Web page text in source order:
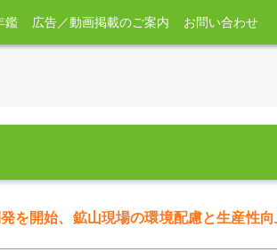
鑑 広告／動画掲載のご案内 お問い合わせ
を開始、鉱山現場の環境配慮と生産性向